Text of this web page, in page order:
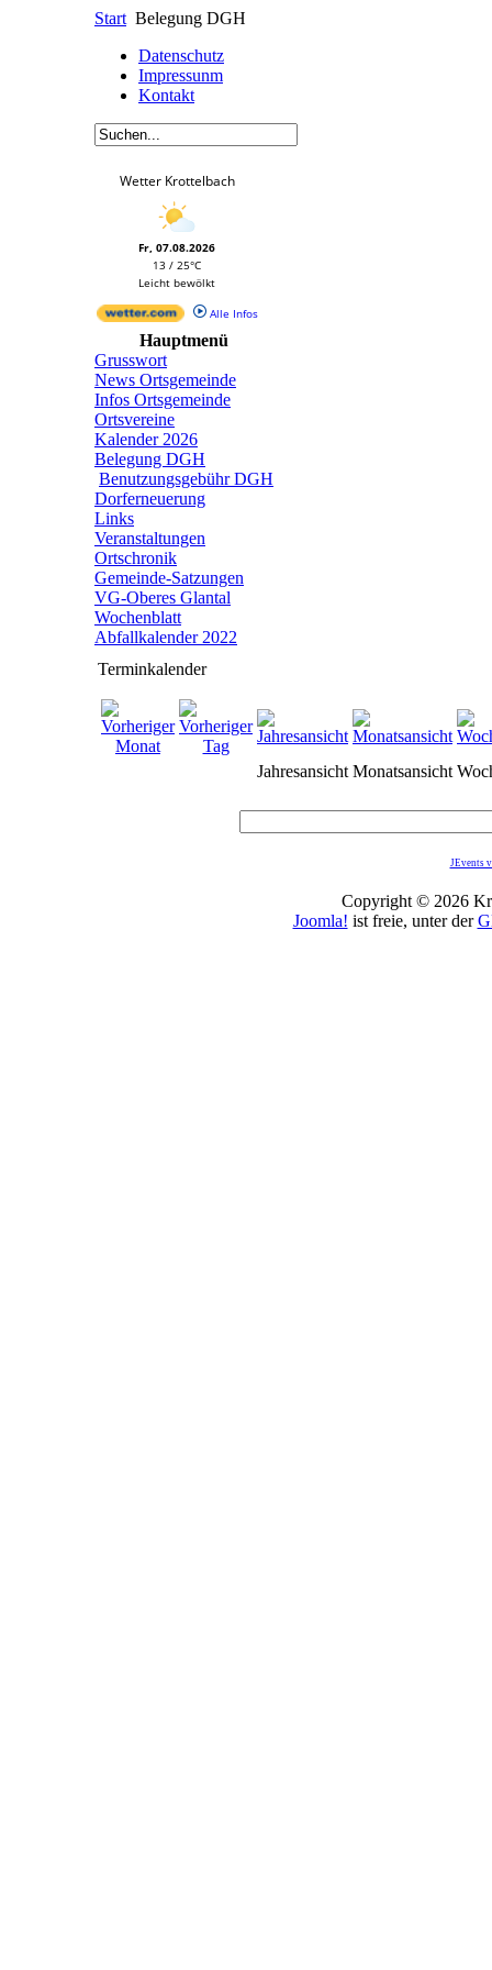
Start Belegung DGH
Datenschutz
Impressunm
Kontakt
Wetter Krottelbach
Fr, 07.08.2026
13 / 25°C
Leicht bewölkt
Alle Infos
Hauptmenü
Grusswort
News Ortsgemeinde
Infos Ortsgemeinde
Ortsvereine
Kalender 2026
Belegung DGH
Benutzungsgebühr DGH
Dorferneuerung
Links
Veranstaltungen
Ortschronik
Gemeinde-Satzungen
VG-Oberes Glantal
Wochenblatt
Abfallkalender 2022
Terminkalender
Jahresansicht Monatsansicht
JEvents
Copyright © 2026
Joomla! ist freie, unter der